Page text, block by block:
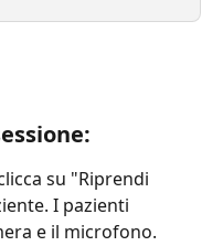
su "Riprendi
I pazienti
e il microfono.